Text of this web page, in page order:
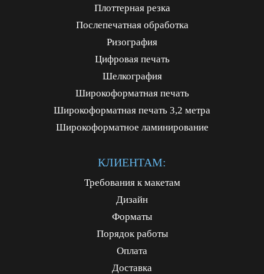
Плоттерная резка
Послепечатная обработка
Ризография
Цифровая печать
Шелкография
Широкоформатная печать
Широкоформатная печать 3,2 метра
Широкоформатное ламинирование
КЛИЕНТАМ:
Требования к макетам
Дизайн
Форматы
Порядок работы
Оплата
Доставка